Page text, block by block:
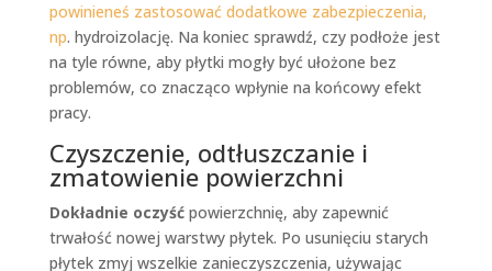
powinieneś zastosować dodatkowe zabezpieczenia,
np. hydroizolację. Na koniec sprawdź, czy podłoże jest
na tyle równe, aby płytki mogły być ułożone bez
problemów, co znacząco wpłynie na końcowy efekt
pracy.
Czyszczenie, odtłuszczanie i
zmatowienie powierzchni
Dokładnie oczyśćpowierzchnię, aby zapewnić
trwałość nowej warstwy płytek. Po usunięciu starych
płytek zmyj wszelkie zanieczyszczenia, używając